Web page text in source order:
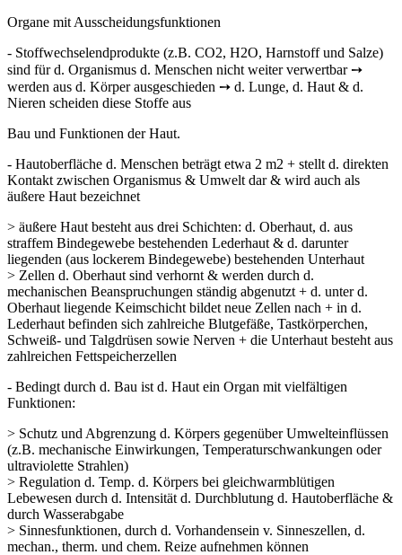
Organe mit Ausscheidungsfunktionen
- Stoffwechselendprodukte (z.B. CO2, H2O, Harnstoff und Salze)
sind für d. Organis­mus d. Menschen nicht weiter verwertbar ➙
werden aus d. Körper ausgeschieden ➙ d. Lunge, d. Haut & d.
Nieren scheiden diese Stoffe aus
Bau und Funktionen der Haut.
- Hautoberfläche d. Menschen beträgt etwa 2 m2 + stellt d. direkten
Kontakt zwi­schen Organismus & Umwelt dar & wird auch als
äußere Haut bezeichnet
> äußere Haut besteht aus drei Schichten: d. Oberhaut, d. aus
straffem Bin­degewebe bestehenden Lederhaut & d. darunter
liegenden (aus lockerem Bindegewebe) bestehenden Unterhaut
> Zellen d. Oberhaut sind verhornt & werden durch d.
mechanischen Bean­spruchungen ständig abgenutzt + d. unter d.
Oberhaut liegende Keim­schicht bildet neue Zellen nach + in d.
Lederhaut befinden sich zahlreiche Blutgefäße, Tastkörperchen,
Schweiß- und Talgdrüsen sowie Nerven + die Unterhaut besteht aus
zahlreichen Fettspeicherzellen
- Bedingt durch d. Bau ist d. Haut ein Organ mit vielfältigen
Funktionen:
> Schutz und Abgrenzung d. Körpers gegenüber Umwelteinflüssen
(z.B. mechanische Einwirkungen, Temperaturschwankungen oder
ultraviolette Strahlen)
> Regulation d. Temp. d. Körpers bei gleichwarmblütigen
Lebewesen durch d. Intensität d. Durchblutung d. Hautoberfläche &
durch Wasserabgabe
> Sinnesfunktionen, durch d. Vorhandensein v. Sinneszellen, d.
mechan., therm. und chem. Reize aufnehmen können